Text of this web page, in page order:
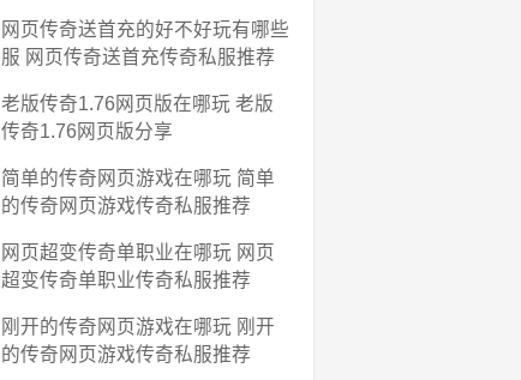
网页传奇送首充的好不好玩有哪些
服 网页传奇送首充传奇私服推荐
老版传奇1.76网页版在哪玩 老版
传奇1.76网页版分享
简单的传奇网页游戏在哪玩 简单
的传奇网页游戏传奇私服推荐
网页超变传奇单职业在哪玩 网页
超变传奇单职业传奇私服推荐
刚开的传奇网页游戏在哪玩 刚开
的传奇网页游戏传奇私服推荐